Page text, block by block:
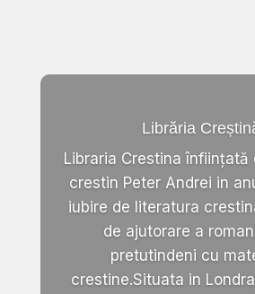
Librăria
Libraria Crestina înființată
crestin Peter Andrei in
iubire de literatura
de ajutorare a
pretutindeni cu
crestine.Situata in